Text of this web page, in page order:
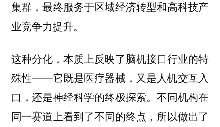
集群，最终服务于区域经济转型和高科技产
业竞争力提升。
这种分化，本质上反映了脑机接口行业的特
殊性——它既是医疗器械，又是人机交互入
口，还是神经科学的终极探索。不同机构在
同一赛道上看到了不同的终点，所以做出了